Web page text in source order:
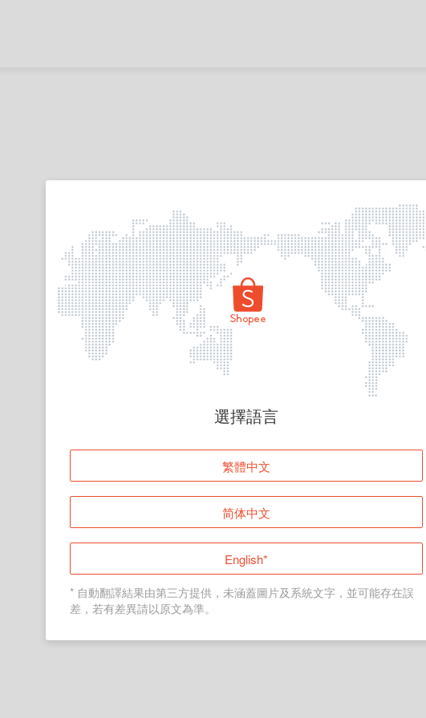
頁面無法顯示
登入
返回首頁
選擇語言
繁體中文
简体中文
English*
* 自動翻譯結果由第三方提供，未涵蓋圖片及系統文字，並可能存在誤
差，若有差異請以原文為準。